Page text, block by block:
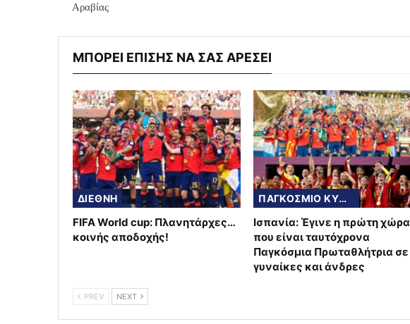
Αραβίας
ΜΠΟΡΕΙ ΕΠΙΣΗΣ ΝΑ ΣΑΣ ΑΡΕΣΕΙ
ΔΙΕΘΝΗ
FIFA World cup: Πλανητάρχες…
κοινής αποδοχής!
ΠΑΓΚΟΣΜΙΟ ΚΥΠΕΛΛΟ
Ισπανία: Έγινε η πρώτη χώρα
που είναι ταυτόχρονα
Παγκόσμια Πρωταθλήτρια σε
γυναίκες και άνδρες
PREV NEXT